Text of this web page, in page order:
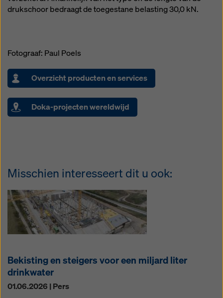
drukschoor bedraagt de toegestane belasting 30,0 kN.
Fotograaf: Paul Poels
Overzicht producten en services
Doka-projecten wereldwijd
Misschien interesseert dit u ook:
Bekisting en steigers voor een miljard liter
drinkwater
01.06.2026 | Pers